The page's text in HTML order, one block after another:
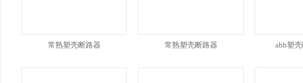
常熟塑壳断路器 常熟塑壳断路器 abb塑